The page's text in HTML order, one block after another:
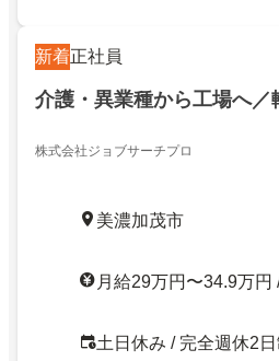
新着正社員
介護・異業種から工場へ
株式会社ジョブサーチプロ
美濃加茂市
月給29万円〜34.9万円
土日休み / 完全週休2